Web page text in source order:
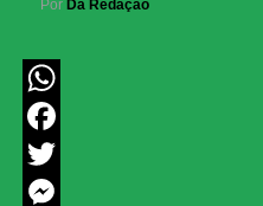
Por Da Redação
WhatsApp
Facebook
Twitter